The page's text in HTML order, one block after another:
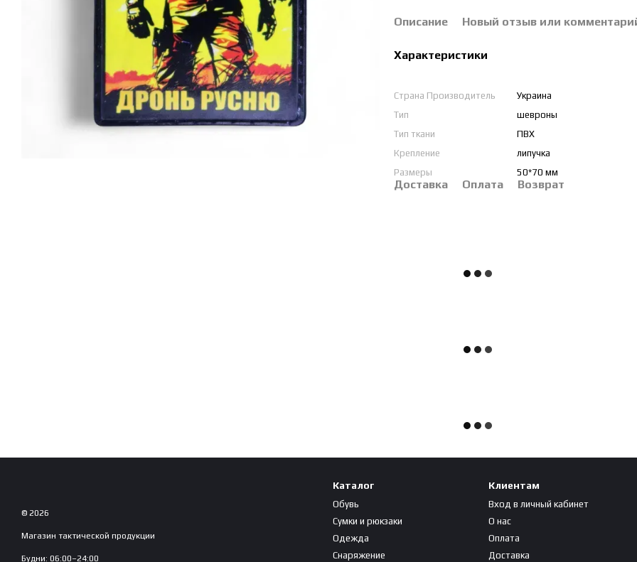
Описание Новый отзыв или
Характеристики
Страна Производитель
Украина
Тип
шевроны
Тип ткани
ПВХ
Крепление
липучка
Размеры
50*70 мм
Доставка Оплата Возврат
© 2026
Магазин тактической продукции
Будни: 06:00–24:00
Каталог
Обувь
Сумки и рюкзаки
Одежда
Снаряжение
Клиентам
Вход в личный кабинет
О нас
Оплата
Доставка